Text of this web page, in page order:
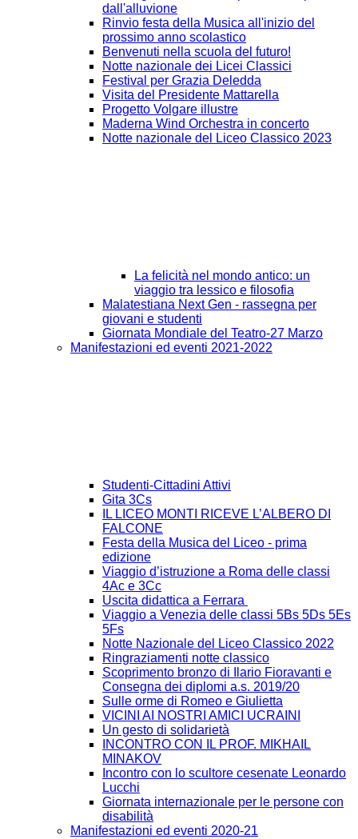
dall'alluvione
Rinvio festa della Musica all'inizio del
prossimo anno scolastico
Benvenuti nella scuola del futuro!
Notte nazionale dei Licei Classici
Festival per Grazia Deledda
Visita del Presidente Mattarella
Progetto Volgare illustre
Maderna Wind Orchestra in concerto
Notte nazionale del Liceo Classico 2023
La felicità nel mondo antico: un
viaggio tra lessico e filosofia
Malatestiana Next Gen - rassegna per
giovani e studenti
Giornata Mondiale del Teatro-27 Marzo
Manifestazioni ed eventi 2021-2022
Studenti-Cittadini Attivi
Gita 3Cs
IL LICEO MONTI RICEVE L’ALBERO DI
FALCONE
Festa della Musica del Liceo - prima
edizione
Viaggio d’istruzione a Roma delle classi
4Ac e 3Cc
Uscita didattica a Ferrara
Viaggio a Venezia delle classi 5Bs 5Ds 5Es
5Fs
Notte Nazionale del Liceo Classico 2022
Ringraziamenti notte classico
Scoprimento bronzo di Ilario Fioravanti e
Consegna dei diplomi a.s. 2019/20
Sulle orme di Romeo e Giulietta
VICINI AI NOSTRI AMICI UCRAINI
Un gesto di solidarietà
INCONTRO CON IL PROF. MIKHAIL
MINAKOV
Incontro con lo scultore cesenate Leonardo
Lucchi
Giornata internazionale per le persone con
disabilità
Manifestazioni ed eventi 2020-21